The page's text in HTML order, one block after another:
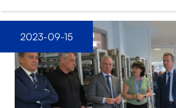
2023-09-15